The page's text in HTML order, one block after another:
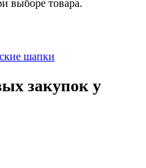
выборе товара.
шапки
закупок у